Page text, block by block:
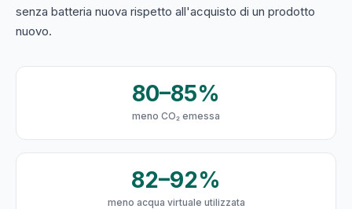
senza batteria nuova rispetto all'acquisto di un prodotto
nuovo.
80–85%
meno CO₂ emessa
82–92%
meno acqua virtuale utilizzata